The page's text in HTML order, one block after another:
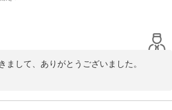
うが、今回使った部屋は、入った瞬間なん
く窓を開けないとちょっと気持ち悪かったで
たので、寝付くまでちょっと辛かったです。
悪いのですが…。
まして、ありがとうございました。
連絡をいただいた場合、10：00〜14：